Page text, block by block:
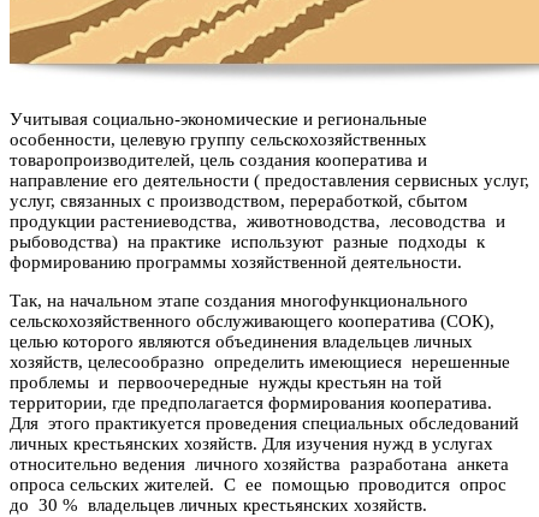
Учитывая социально-экономические и региональные
особенности, целевую группу сельскохозяйственных
товаропроизводителей, цель создания кооператива и
направление его деятельности ( предоставления сервисных услуг,
услуг, связанных с производством, переработкой, сбытом
продукции растениеводства, животноводства, лесоводства и
рыбоводства) на практике используют разные подходы к
формированию программы хозяйственной деятельности.
Так, на начальном этапе создания многофункционального
сельскохозяйственного обслуживающего кооператива (СОК),
целью которого являются объединения владельцев личных
хозяйств, целесообразно определить имеющиеся нерешенные
проблемы и первоочередные нужды крестьян на той
территории, где предполагается формирования кооператива.
Для этого практикуется проведения специальных обследований
личных крестьянских хозяйств. Для изучения нужд в услугах
относительно ведения личного хозяйства разработана анкета
опроса сельских жителей. С ее помощью проводится опрос
до 30 % владельцев личных крестьянских хозяйств.